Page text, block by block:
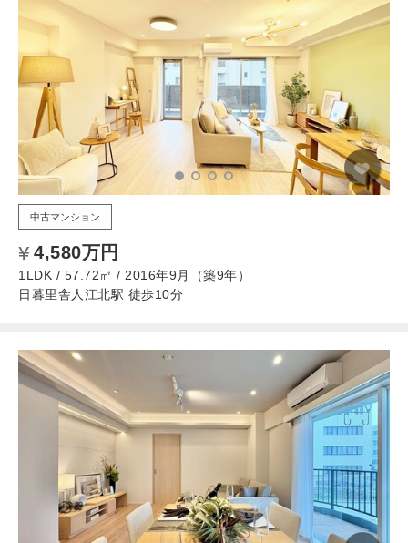
中古マンション
4,580万円
1LDK / 57.72㎡ / 2016年9月（築9年）
日暮里舎人江北駅 徒歩10分